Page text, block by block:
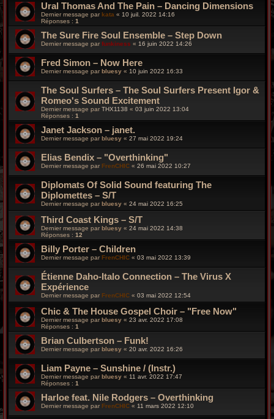
Ural Thomas And The Pain – Dancing Dimensions
Dernier message parkata « 10 juil. 2022 14:16
Réponses : 1
The Sure Fire Soul Ensemble – Step Down
Dernier message par funkiness « 16 juin 2022 14:26
Fred Simon – Now Here
Dernier message parbluesy « 10 juin 2022 16:33
The Soul Surfers – The Soul Surfers Present Igor &
Romeo's Sound Excitement
Dernier message par THX1138 « 03 juin 2022 13:04
Réponses : 1
Janet Jackson – janet.
Dernier message parbluesy « 27 mai 2022 19:24
Elias Bendix – "Overthinking"
Dernier message par FrenCHIC « 26 mai 2022 10:27
Diplomats Of Solid Sound featuring The
Diplomettes – S/T
Dernier message par bluesy « 24 mai 2022 16:25
Third Coast Kings – S/T
Dernier message par bluesy « 24 mai 2022 14:38
Réponses : 12
Billy Porter – Children
Dernier message parFrenCHIC « 03 mai 2022 13:39
Étienne Daho-Italo Connection – The Virus X
Expérience
Dernier message par FrenCHIC « 03 mai 2022 12:54
Chic & The House Gospel Choir – "Free Now"
Dernier message parbluesy « 23 avr. 2022 17:08
Réponses : 1
Brian Culbertson – Funk!
Dernier message par bluesy « 20 avr. 2022 16:26
Liam Payne – Sunshine / (Instr.)
Dernier message parbluesy « 11 avr. 2022 17:47
Réponses : 1
Harloe feat. Nile Rodgers – Overthinking
Dernier message par FrenCHIC « 11 mars 2022 12:10